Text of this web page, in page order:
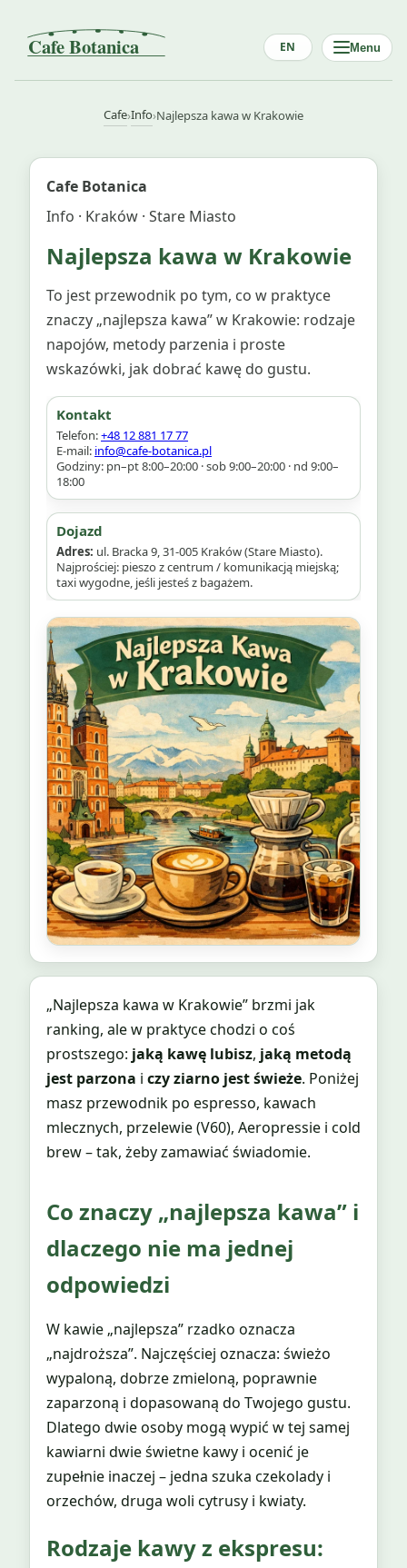
EN Menu
Cafe›Info›Najlepsza kawa w Krakowie
Cafe Botanica
Info · Kraków · Stare Miasto
Najlepsza kawa w Krakowie
To jest przewodnik po tym, co w praktyce
znaczy „najlepsza kawa” w Krakowie: rodzaje
napojów, metody parzenia i proste
wskazówki, jak dobrać kawę do gustu.
Kontakt
Telefon:+48 12 881 17 77
E‑mail: info@cafe-botanica.pl
Godziny: pn–pt 8:00–20:00 · sob 9:00–20:00 · nd 9:00–
18:00
Dojazd
Adres: ul. Bracka 9, 31‑005 Kraków (Stare Miasto).
Najprościej: pieszo z centrum / komunikacją miejską;
taxi wygodne, jeśli jesteś z bagażem.
„Najlepsza kawa w Krakowie” brzmi jak
ranking, ale w praktyce chodzi o coś
prostszego: jaką kawę lubisz, jaką metodą
jest parzona i czy ziarno jest świeże. Poniżej
masz przewodnik po espresso, kawach
mlecznych, przelewie (V60), Aeropressie i cold
brew – tak, żeby zamawiać świadomie.
Co znaczy „najlepsza kawa” i
dlaczego nie ma jednej
odpowiedzi
W kawie „najlepsza” rzadko oznacza
„najdroższa”. Najczęściej oznacza: świeżo
wypaloną, dobrze zmieloną, poprawnie
zaparzoną i dopasowaną do Twojego gustu.
Dlatego dwie osoby mogą wypić w tej samej
kawiarni dwie świetne kawy i ocenić je
zupełnie inaczej – jedna szuka czekolady i
orzechów, druga woli cytrusy i kwiaty.
Rodzaje kawy z ekspresu: